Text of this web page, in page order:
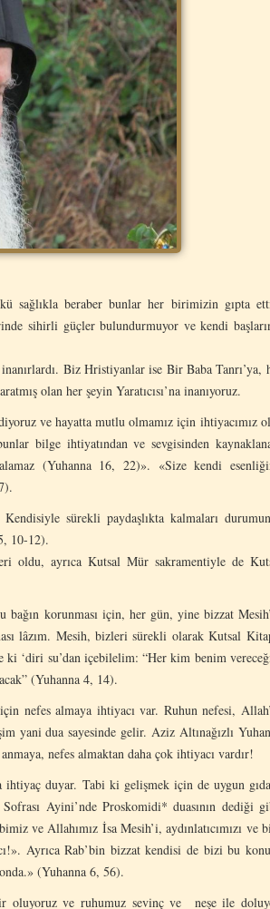
sağlıkla beraber bunlar her birimizin gıpta
sihirli güçler bulundurmuyor ve kendi
Biz Hristiyanlar ise Bir Baba Tanrı’ya,
olan her şeyin Yaratıcısı’na inanıyoruz.
ve hayatta mutlu olmamız için ihtiyacımız
bilge ihtiyatından ve sevgisinden
(Yuhanna 16, 22)». «Size kendi
sürekli paydaşlıkta kalmaları
10-12).
oldu, ayrıca Kutsal Mür sakramentiyle de
bağın korunması için, her gün, yine bizzat
lâzım. Mesih, bizleri sürekli olarak Kutsal
‘diri su’dan içebilelim: “Her kim benim
(Yuhanna 4, 14).
nefes almaya ihtiyacı var. Ruhun nefesi,
yani dua sayesinde gelir. Aziz Altınağızlı
nefes almaktan daha çok ihtiyacı vardır!
duyar. Tabi ki gelişmek için de uygun
Ayini’nde Proskomidi* duasının dediği
ve Allahımız İsa Mesih’i, aydınlatıcımızı ve
Ayrıca Rab’bin bizzat kendisi de bizi bu
(Yuhanna 6, 56).
oluyoruz ve ruhumuz sevinç ve neşe ile